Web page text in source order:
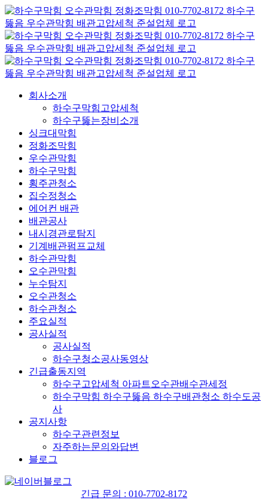
콘
텐
츠
로
건
너
회사소개
하수구막힘고압세척
하수구뚫는장비소개
싱크대막힘
정화조막힘
우수관막힘
하수구막힘
횡주관청소
집수정청소
에어컨 배관
배관공사
내시경관로탐지
기계배관펌프교체
하수관막힘
오수관막힘
누수탐지
오수관청소
하수관청소
주요실적
공사실적
공사실적
하수구청소공사동영상
긴급출동지역
하수구고압세척 아파트오수관배수관세정
하수구막힘 하수구뚫음 하수구배관청소 하수도공
사
공지사항
하수구관련정보
자주하는문의와답변
블로그
네
긴급 문의 : 010-7702-8172